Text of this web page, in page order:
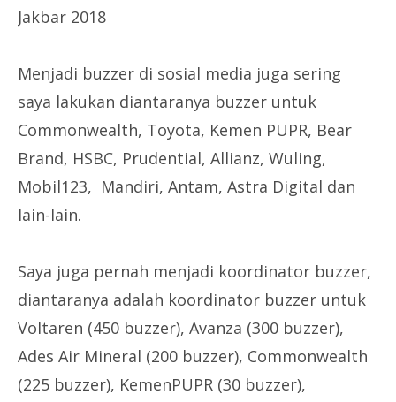
Jakbar 2018
Menjadi buzzer di sosial media juga sering
saya lakukan diantaranya buzzer untuk
Commonwealth, Toyota, Kemen PUPR, Bear
Brand, HSBC, Prudential, Allianz, Wuling,
Mobil123, Mandiri, Antam, Astra Digital dan
lain-lain.
Saya juga pernah menjadi koordinator buzzer,
diantaranya adalah koordinator buzzer untuk
Voltaren (450 buzzer), Avanza (300 buzzer),
Ades Air Mineral (200 buzzer), Commonwealth
(225 buzzer), KemenPUPR (30 buzzer),